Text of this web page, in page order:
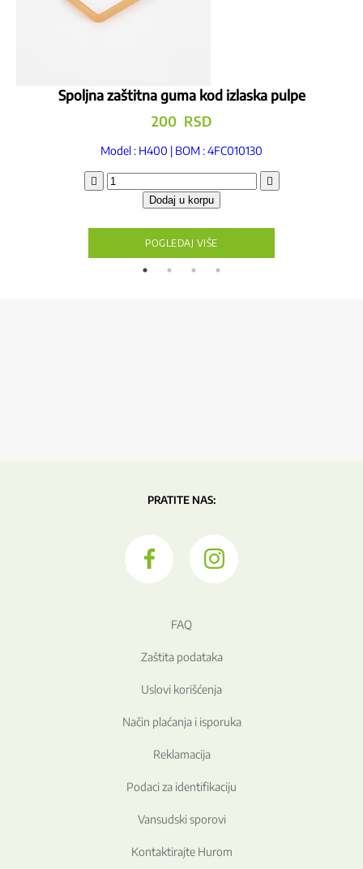
Spoljna zaštitna guma kod izlaska pulpe
200 RSD
Model : H400 | BOM : 4FC010130
Spoljna
zaštitna
kod
pulpe
količina
Dodaj u korpu
POGLEDAJ VIŠE
PRATITE NAS:
FAQ
Zaštita podataka
Uslovi korišćenja
Način plaćanja i isporuka
Reklamacija
Podaci za identifikaciju
Vansudski sporovi
Kontaktirajte Hurom